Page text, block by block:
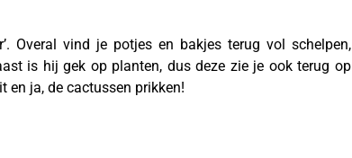
Overal vind je potjes en bakjes terug vol schelpen,
is hij gek op planten, dus deze zie je ook terug op
en ja, de cactussen prikken!